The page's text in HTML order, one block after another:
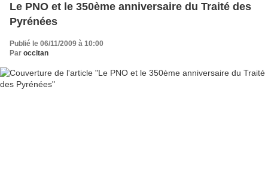
Le PNO et le 350ème anniversaire du Traité des
Pyrénées
Publié le 06/11/2009 à 10:00
Par occitan